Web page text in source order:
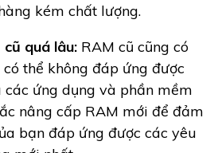
kém chất lượng.
cũ quá lâu: RAM cũ cũng có
thể không đáp ứng được
ứng dụng và phần mềm
nâng cấp RAM mới để đảm
bạn đáp ứng được các yêu